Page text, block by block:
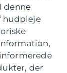
denne
hudpleje
der